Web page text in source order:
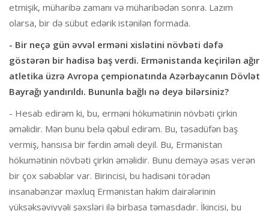
etmişik, müharibə zamanı və müharibədən sonra. Lazım
olarsa, bir də sübut edərik istənilən formada.
- Bir neçə gün əvvəl erməni xislətini növbəti dəfə
göstərən bir hadisə baş verdi. Ermənistanda keçirilən ağır
atletika üzrə Avropa çempionatında Azərbaycanın Dövlət
Bayrağı yandırıldı. Bununla bağlı nə deyə bilərsiniz?
- Hesab edirəm ki, bu, erməni hökumətinin növbəti çirkin
əməlidir. Mən bunu belə qəbul edirəm. Bu, təsadüfən baş
vermiş, hansısa bir fərdin əməli deyil. Bu, Ermənistan
hökumətinin növbəti çirkin əməlidir. Bunu deməyə əsas verən
bir çox səbəblər var. Birincisi, bu hadisəni törədən
insanabənzər məxluq Ermənistan hakim dairələrinin
yüksəksəviyyəli şəxsləri ilə birbaşa təmasdadır. İkincisi, bu